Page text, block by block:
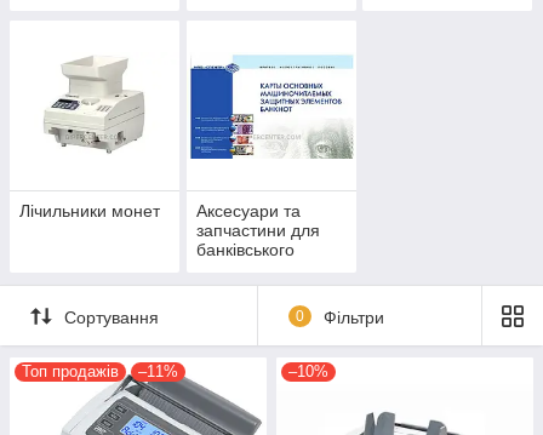
Лічильники монет
Аксесуари та
запчастини для
банківського
Сортування 0 Фільтри
Топ продажів –11% –10%